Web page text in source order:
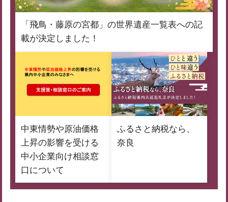
「飛鳥・藤原の宮都」の世界遺産一覧表への記
載が決定しました！
中東情勢や原油価格
上昇の影響を受ける
中小企業向け相談窓
口について
ふるさと納税なら、
奈良